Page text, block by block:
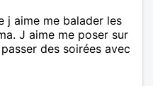
j aime me balader les
J aime me poser sur
des soirées avec